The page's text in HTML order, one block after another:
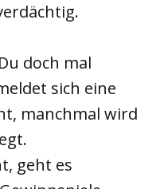
doch mal
sich eine
manchmal wird
geht es